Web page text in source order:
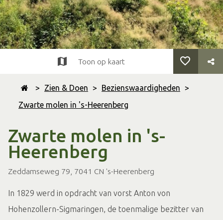
> Zien & Doen > Bezienswaardigheden >
Zwarte molen in 's-Heerenberg
Zwarte molen in 's-
Heerenberg
Zeddamseweg 79, 7041 CN 's-Heerenberg
Toon op kaart
In 1829 werd in opdracht van vorst Anton von
Hohenzollern-Sigmaringen, de toenmalige bezitter van